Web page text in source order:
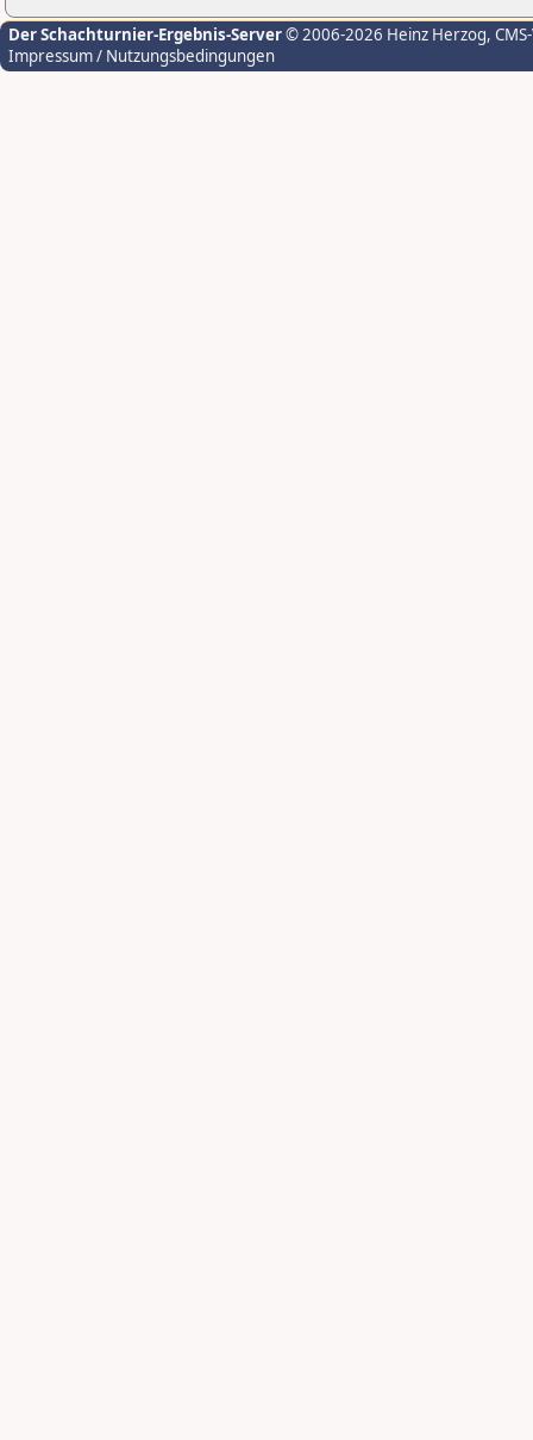
Der Schachturnier-Ergebnis-Server© 2006-2026 Heinz Herzog,
Impressum / Nutzungsbedingungen